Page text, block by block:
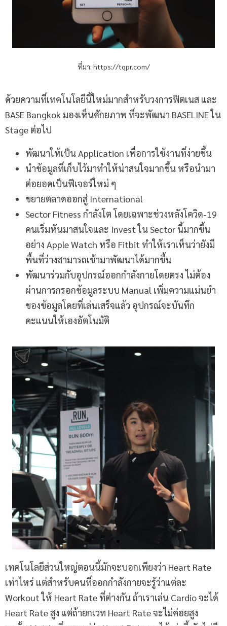
ที่มา: https://tqpr.com/
ด้วยความที่เทคโนโลยีนี้ใหม่มากสำหรับวงการฟิตเนส และ
BASE Bangkok มองเห็นศักยภาพ ที่จะพัฒนา BASELINE ใน
Stage ต่อไป
พัฒนาให้เป็น Application เพื่อการใช้งานที่ง่ายขึ้น
นำข้อมูลที่เก็บไว้มาทำให้น่าสนใจมากขึ้น หรือนำมา
ต่อยอดเป็นฟีเจอร์ใหม่ ๆ
ขยายตลาดออกสู่ International
Sector Fitness กำลังโต โดยเฉพาะช่วงหลังโควิด-19
คนเริ่มหันมาสนใจและ Invest ใน Sector นี้มากขึ้น
อย่าง Apple Watch หรือ Fitbit ทำให้เราเห็นว่ายังมี
พื้นที่ว่างสามารถเข้ามาพัฒนาได้มากขึ้น
พัฒนาร่วมกับอุปกรณ์ออกกำลังกายโดยตรง ไม่ต้อง
ผ่านการกรอกข้อมูลระบบ Manual เพิ่มความแม่นยำ
ของข้อมูลโดยที่เล่นเสร็จแล้ว อุปกรณ์จะบันทึก
คะแนนให้เองอัตโนมัติ
เทคโนโลยีส่วนใหญ่ตอนนี้มักจะบอกเพียงว่า Heart Rate
เท่าไหร่ แต่สำหรับคนที่ออกกำลังกายจะรู้ว่าแต่ละ
Workout ให้ Heart Rate ที่ต่างกัน ถ้าเราเล่น Cardio จะได้
Heart Rate สูง แต่ถ้ายกเวท Heart Rate จะไม่ค่อยสูง